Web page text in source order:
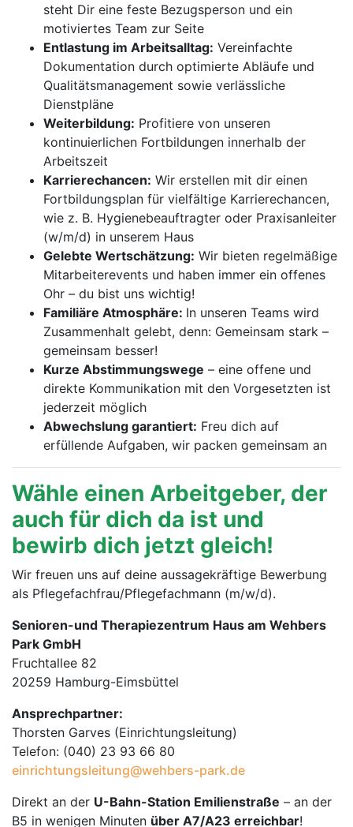
steht Dir eine feste Bezugsperson und ein
motiviertes Team zur Seite
Entlastung im Arbeitsalltag: Vereinfachte
Dokumentation durch optimierte Abläufe und
Qualitätsmanagement sowie verlässliche
Dienstpläne
Weiterbildung: Profitiere von unseren
kontinuierlichen Fortbildungen innerhalb der
Arbeitszeit
Karrierechancen: Wir erstellen mit dir einen
Fortbildungsplan für vielfältige Karrierechancen,
wie z. B. Hygienebeauftragter oder Praxisanleiter
(w/m/d) in unserem Haus
Gelebte Wertschätzung: Wir bieten regelmäßige
Mitarbeiterevents und haben immer ein offenes
Ohr – du bist uns wichtig!
Familiäre Atmosphäre: In unseren Teams wird
Zusammenhalt gelebt, denn: Gemeinsam stark –
gemeinsam besser!
Kurze Abstimmungswege – eine offene und
direkte Kommunikation mit den Vorgesetzten ist
jederzeit möglich
Abwechslung garantiert: Freu dich auf
erfüllende Aufgaben, wir packen gemeinsam an
Wähle einen Arbeitgeber, der
auch für dich da ist und
bewirb dich jetzt gleich!
Wir freuen uns auf deine aussagekräftige Bewerbung
als Pflegefachfrau/Pflegefachmann (m/w/d).
Senioren-und Therapiezentrum Haus am Wehbers
Park GmbH
Fruchtallee 82
20259 Hamburg-Eimsbüttel
Ansprechpartner:
Thorsten Garves (Einrichtungsleitung)
Telefon: (040) 23 93 66 80
einrichtungsleitung@wehbers-park.de
Direkt an der U-Bahn-Station Emilienstraße – an der
B5 in wenigen Minuten über A7/A23 erreichbar!